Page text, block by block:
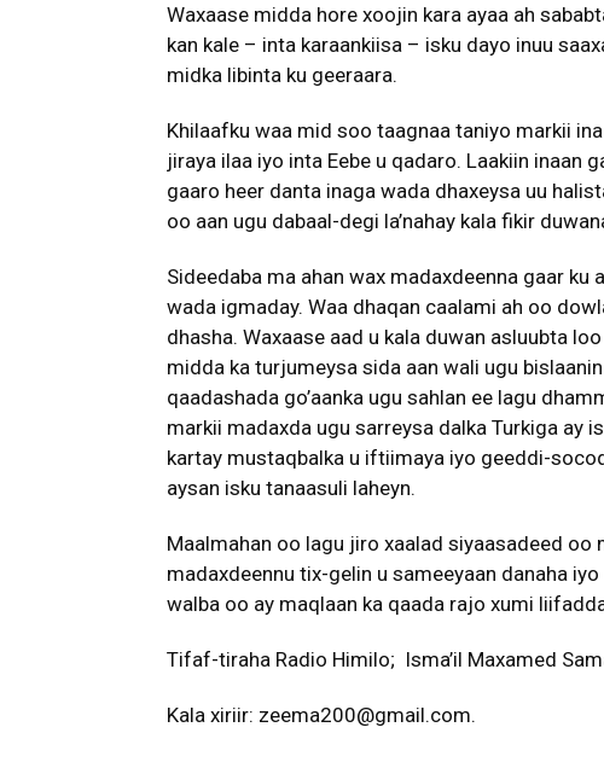
Waxaase midda hore xoojin kara ayaa ah
kan kale – inta karaankiisa – isku dayo inuu
midka libinta ku geeraara.
Khilaafku waa mid soo taagnaa taniyo markii
jiraya ilaa iyo inta Eebe u qadaro. Laakiin inaan
gaaro heer danta inaga wada dhaxeysa uu
oo aan ugu dabaal-degi la’nahay kala fikir
Sideedaba ma ahan wax madaxdeenna gaar ku
wada igmaday. Waa dhaqan caalami ah oo
dhasha. Waxaase aad u kala duwan asluubta
midda ka turjumeysa sida aan wali ugu
qaadashada go’aanka ugu sahlan ee lagu
markii madaxda ugu sarreysa dalka Turkiga ay
kartay mustaqbalka u iftiimaya iyo geeddi-
aysan isku tanaasuli laheyn.
Maalmahan oo lagu jiro xaalad siyaasadeed oo
madaxdeennu tix-gelin u sameeyaan danaha
walba oo ay maqlaan ka qaada rajo xumi
Tifaf-tiraha Radio Himilo; Isma’il Maxamed
Kala xiriir: zeema200@gmail.com.